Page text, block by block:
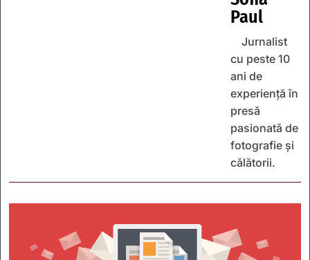
Paul
Jurnalist
cu peste 10
ani de
experiență în
presă
pasionată de
fotografie și
călătorii.